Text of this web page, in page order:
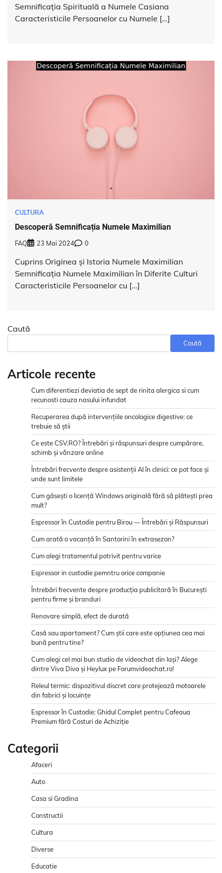
Semnificația Spirituală a Numele Casiana
Caracteristicile Persoanelor cu Numele […]
CULTURA
Descoperă Semnificația Numele Maximilian
FAQ 23 Mai 2024 0
Cuprins Originea și Istoria Numele Maximilian
Semnificația Numele Maximilian în Diferite Culturi
Caracteristicile Persoanelor cu […]
Caută
Caută
Articole recente
Cum diferentiezi deviatia de sept de rinita alergica si cum
recunosti cauza nasului infundat
Recuperarea după intervențiile oncologice digestive: ce
trebuie să știi
Ce este CSV.RO? Întrebări și răspunsuri despre cumpărare,
schimb și vânzare online
Întrebări frecvente despre asistenții AI în clinici: ce pot face și
unde sunt limitele
Cum găsești o licență Windows originală fără să plătești prea
mult?
Espressor în Custodie pentru Birou — Întrebări și Răspunsuri
Cum arată o vacanță în Santorini în extrasezon?
Cum alegi tratamentul potrivit pentru varice
Espressor in custodie pemntru orice companie
Întrebări frecvente despre producția publicitară în București
pentru firme și branduri
Renovare simplă, efect de durată
Casă sau apartament? Cum știi care este opțiunea cea mai
bună pentru tine?
Cum alegi cel mai bun studio de videochat din Iași? Alege
dintre Viva Diva și Heylux pe Forumvideochat.ro!
Releul termic: dispozitivul discret care protejează motoarele
din fabrici și locuințe
Espressor în Custodie: Ghidul Complet pentru Cafeaua
Premium fără Costuri de Achiziție
Categorii
Afaceri
Auto
Casa si Gradina
Constructii
Cultura
Diverse
Educatie